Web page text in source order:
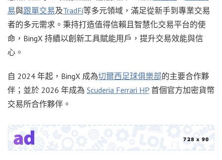
易與跟單交易及TradFi等多元領域，滿足從新手到專業交易
者的多元需求。秉持打造值得信賴且智慧化交易平台的使
命，BingX 持續以創新工具賦能用戶，提升交易效能與信
心。
自 2024 年起，BingX 成為切爾西足球俱樂部的主要合作夥
伴；並於 2026 年成為 Scuderia Ferrari HP 首個官方加密貨幣
交易所合作夥伴。